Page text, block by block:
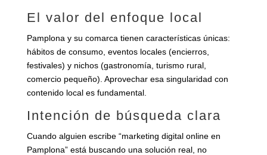
El valor del enfoque local
Pamplona y su comarca tienen características únicas:
hábitos de consumo, eventos locales (encierros,
festivales) y nichos (gastronomía, turismo rural,
comercio pequeño). Aprovechar esa singularidad con
contenido local es fundamental.
Intención de búsqueda clara
Cuando alguien escribe “marketing digital online en
Pamplona” está buscando una solución real, no